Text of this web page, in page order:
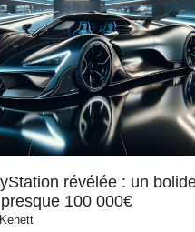
révélée : un
100 000€